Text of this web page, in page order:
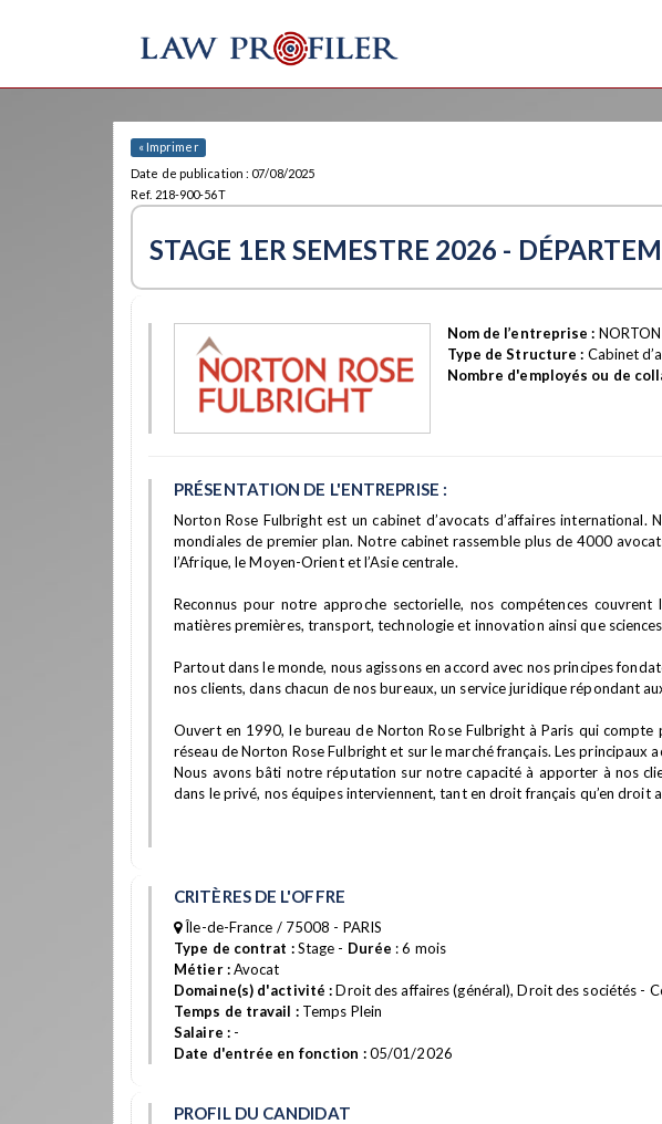
« Imprimer
Date de publication : 07/08/2025
Ref. 218-900-56T
STAGE 1ER SEMESTRE 2026 -
Nom de l’entreprise : NORTON
Type de Structure : Cabinet
Nombre d'employés ou de
PRÉSENTATION DE L'ENTREPRISE :
Norton Rose Fulbright est un cabinet d’avocats d’affaires
mondiales de premier plan. Notre cabinet rassemble plus de 4000
l’Afrique, le Moyen-Orient et l’Asie centrale.
Reconnus pour notre approche sectorielle, nos compétences
matières premières, transport, technologie et innovation ainsi que
Partout dans le monde, nous agissons en accord avec nos principes
nos clients, dans chacun de nos bureaux, un service juridique répondant
Ouvert en 1990, le bureau de Norton Rose Fulbright à Paris qui
réseau de Norton Rose Fulbright et sur le marché français. Les
Nous avons bâti notre réputation sur notre capacité à apporter à nos
dans le privé, nos équipes interviennent, tant en droit français qu’en
CRITÈRES DE L'OFFRE
Île-de-France / 75008 - PARIS
Type de contrat :Stage - Durée : 6 mois
Métier :Avocat
Domaine(s) d'activité :Droit des affaires (général), Droit des sociétés -
Temps de travail :Temps Plein
Salaire :-
Date d'entrée en fonction :05/01/2026
PROFIL DU CANDIDAT